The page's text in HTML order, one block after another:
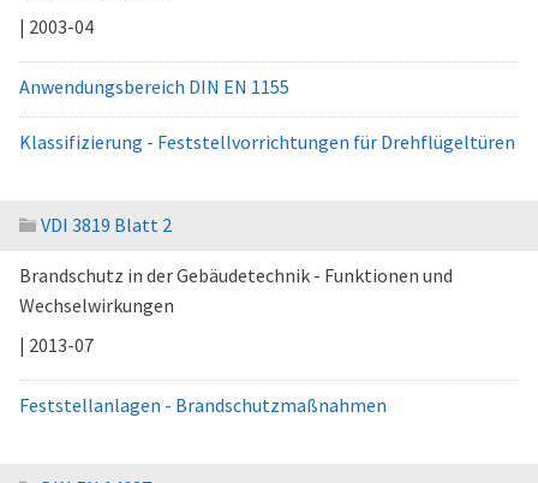
| 2003-04
Anwendungsbereich DIN EN 1155
Klassifizierung - Feststellvorrichtungen für Drehflügeltüren
VDI 3819 Blatt 2
Brandschutz in der Gebäudetechnik - Funktionen und
Wechselwirkungen
| 2013-07
Feststellanlagen - Brandschutzmaßnahmen